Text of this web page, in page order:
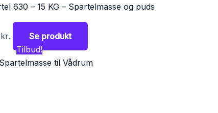
630 – 15 KG – Spartelmasse og puds
kr.
Se produkt
Tilbud!